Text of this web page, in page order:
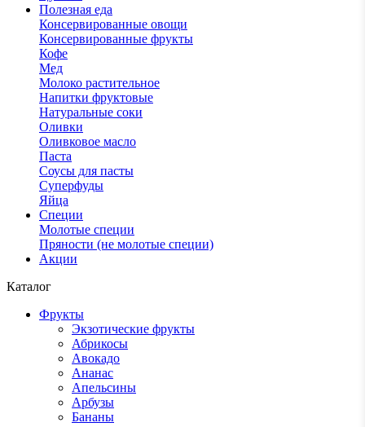
Полезная еда
Консервированные овощи
Консервированные фрукты
Кофе
Мед
Молоко растительное
Напитки фруктовые
Натуральные соки
Оливки
Оливковое масло
Паста
Соусы для пасты
Суперфуды
Яйца
Специи
Молотые специи
Пряности (не молотые специи)
Акции
Каталог
Фрукты
Экзотические фрукты
Абрикосы
Авокадо
Ананас
Апельсины
Арбузы
Бананы